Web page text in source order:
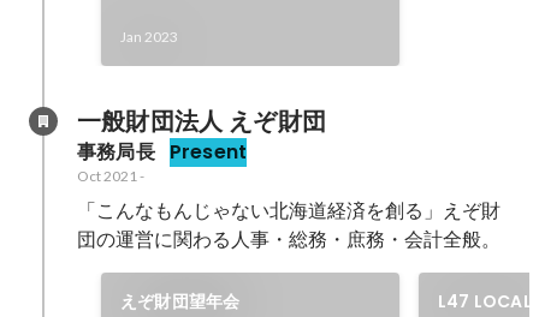
Jan 2023
一般財団法人 えぞ財団
事務局長 Present
Oct 2021 -
「こんなもんじゃない北海道経済を創る」えぞ財
団の運営に関わる人事・総務・庶務・会計全般。
えぞ財団望年会 L47 LOCAL